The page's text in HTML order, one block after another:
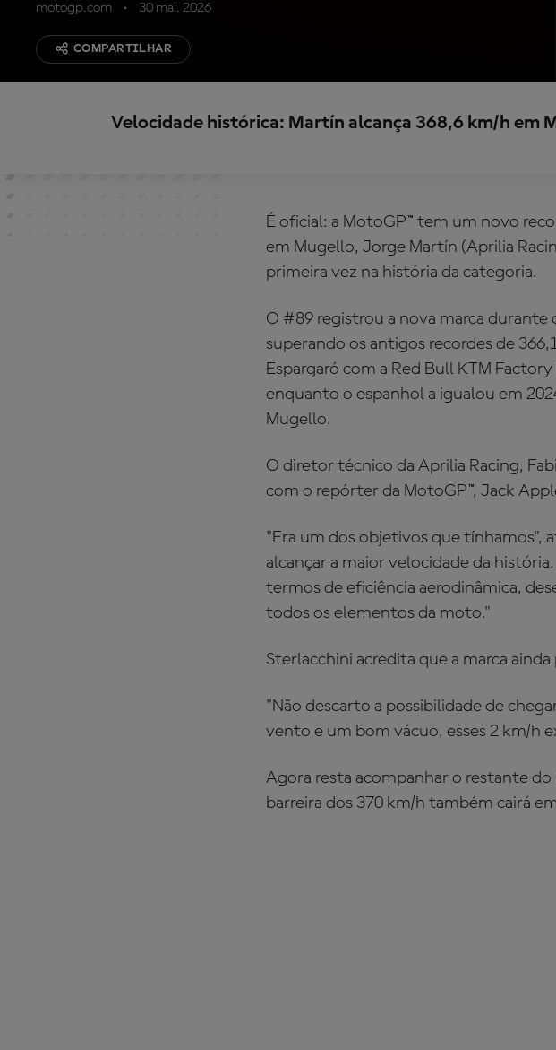
motogp.com 30 mai. 2026
COMPARTILHAR
Velocidade histórica: Martín alcança 368,6 km/h em
É oficial: a MotoGP™ tem um novo
em Mugello, Jorge Martín (Aprilia
primeira vez na história da categoria.
O #89 registrou a nova marca durante
superando os antigos recordes de
Espargaró com a Red Bull KTM
enquanto o espanhol a igualou em
Mugello.
O diretor técnico da Aprilia Racing,
com o repórter da MotoGP™, Jack
"Era um dos objetivos que
alcançar a maior velocidade da
termos de eficiência aerodinâmica,
todos os elementos da moto."
Sterlacchini acredita que a marca ainda
"Não descarto a possibilidade de
vento e um bom vácuo, esses 2 km/h
Agora resta acompanhar o restante
barreira dos 370 km/h também cairá